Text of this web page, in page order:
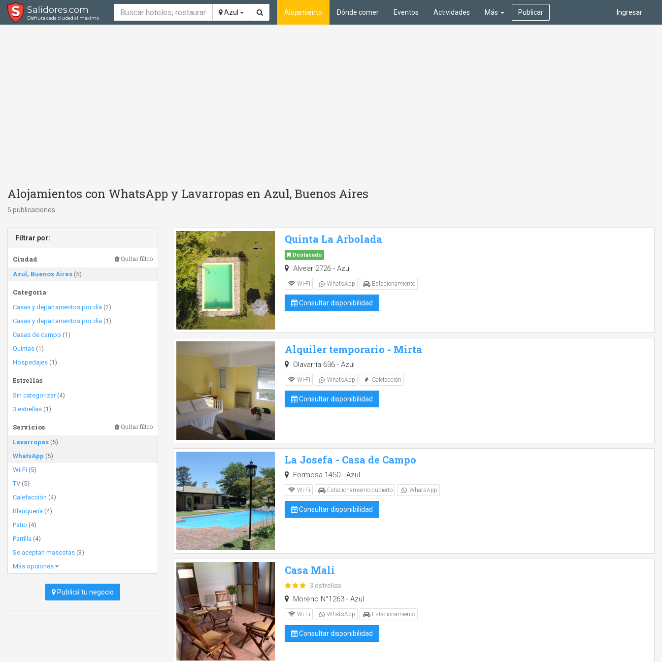
Salidores.com
Disfrutá cada ciudad al máximo
Azul Ingresar
Alojamiento Dónde comer Eventos Actividades Más Publicar
Alojamientos con WhatsApp y Lavarropas en Azul, Buenos Aires
5 publicaciones
Filtrar por:
Ciudad Quitar filtro
Azul, Buenos Aires (5)
Categoría
Casas y departamentos por día (2)
Casas y departamentos por día (1)
Casas de campo (1)
Quintas (1)
Hospedajes (1)
Estrellas
Sin categorizar(4)
3 estrellas (1)
Servicios Quitar filtro
Lavarropas (5)
WhatsApp (5)
Wi-Fi (5)
TV (5)
Calefacción (4)
Blanquería (4)
Patio (4)
Parrilla (4)
Se aceptan mascotas (3)
Más opciones
Publicá tu negocio
Quinta La Arbolada
Destacado
Alvear 2726 - Azul
Wi-Fi WhatsApp Estacionamiento
Consultar disponibilidad
Alquiler temporario - Mirta
Olavarría 636 - Azul
Wi-Fi WhatsApp Calefacción
Consultar disponibilidad
La Josefa - Casa de Campo
Formosa 1450 - Azul
Wi-Fi Estacionamiento cubierto WhatsApp
Consultar disponibilidad
Casa Mali
3 estrellas
Moreno N°1263 - Azul
Wi-Fi WhatsApp Estacionamiento
Consultar disponibilidad